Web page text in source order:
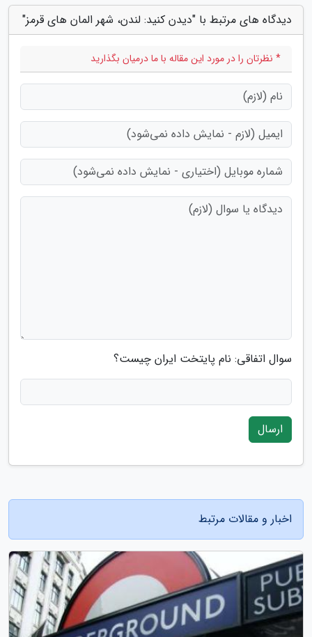
دیدگاه های مرتبط با "دیدن کنید: لندن، شهر المان های قرمز"
* نظرتان را در مورد این مقاله با ما درمیان بگذارید
سوال اتفاقی: نام پایتخت ایران چیست؟
ارسال
اخبار و مقالات مرتبط